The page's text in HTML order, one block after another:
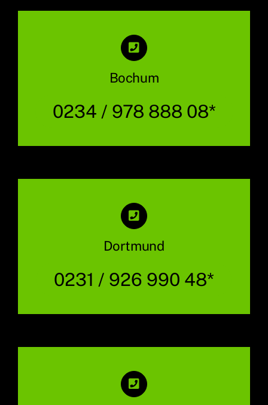
Bochum
0234 / 978 888 08*
Dortmund
0231 / 926 990 48*